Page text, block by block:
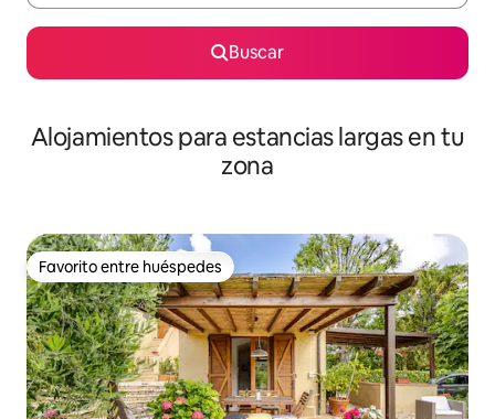
Buscar
Alojamientos para estancias largas en tu
zona
Favorito entre huéspedes
Favorito entre huéspedes